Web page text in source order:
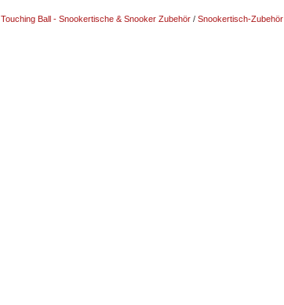
Touching Ball - Snookertische & Snooker Zubehör / Snookertisch-Zubehör